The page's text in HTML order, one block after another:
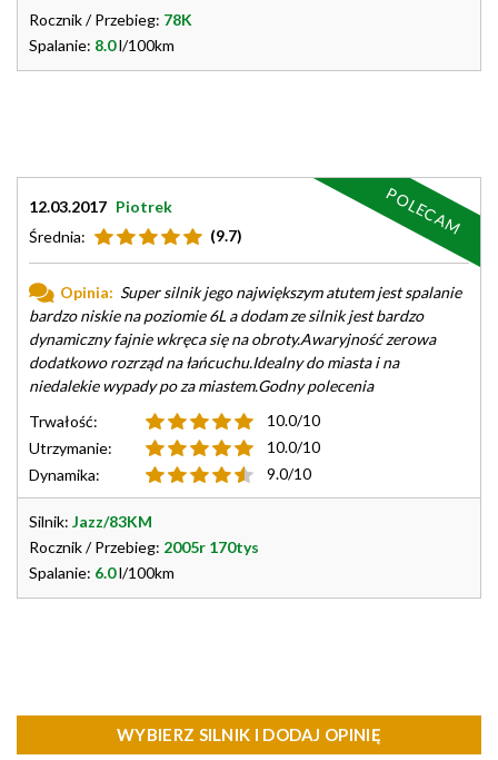
Rocznik / Przebieg: 78K
Spalanie: 8.0l/100km
12.03.2017 Piotrek
Średnia:
(9.7)
Opinia: Super silnik jego największym atutem jest spalanie
bardzo niskie na poziomie 6L a dodam ze silnik jest bardzo
dynamiczny fajnie wkręca się na obroty.Awaryjność zerowa
dodatkowo rozrząd na łańcuchu.Idealny do miasta i na
niedalekie wypady po za miastem.Godny polecenia
Trwałość:
10.0/10
Utrzymanie:
10.0/10
Dynamika:
9.0/10
Silnik: Jazz/83KM
Rocznik / Przebieg: 2005r 170tys
Spalanie: 6.0l/100km
POLECAM
WYBIERZ SILNIK I DODAJ OPINIĘ